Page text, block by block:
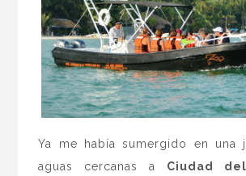
Ya me había sumergido en una
aguas cercanas a Ciudad